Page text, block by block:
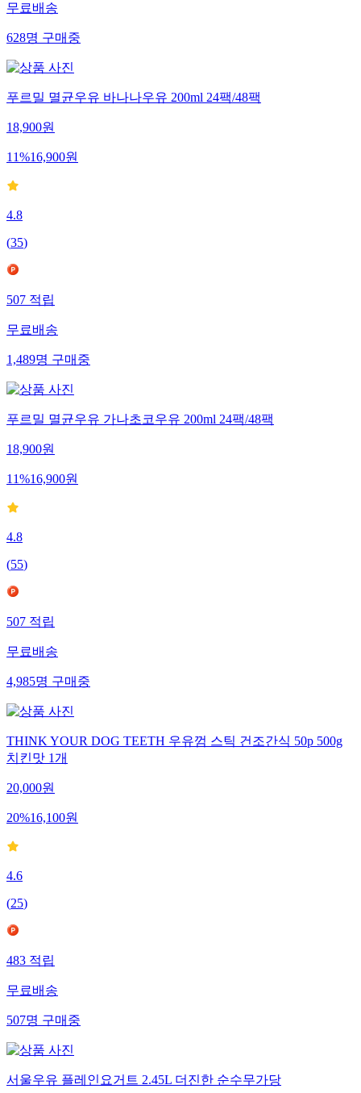
무료배송
628명구매중
푸르밀 멸균우유 바나나우유 200ml 24팩/48팩
18,900원
11%16,900원
4.8
(35)
507적립
무료배송
1,489명구매중
푸르밀 멸균우유 가나초코우유 200ml 24팩/48팩
18,900원
11%16,900원
4.8
(55)
507적립
무료배송
4,985명구매중
THINK YOUR DOG TEETH 우유껌 스틱 건조간식 50p 500g
치킨맛 1개
20,000원
20%16,100원
4.6
(25)
483적립
무료배송
507명구매중
서울우유 플레인요거트 2.45L 더진한 순수무가당